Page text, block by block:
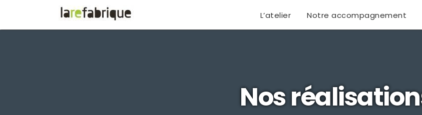
Larefabrique
Larefabrique –
L’atelier Notre accompagnement
Nos